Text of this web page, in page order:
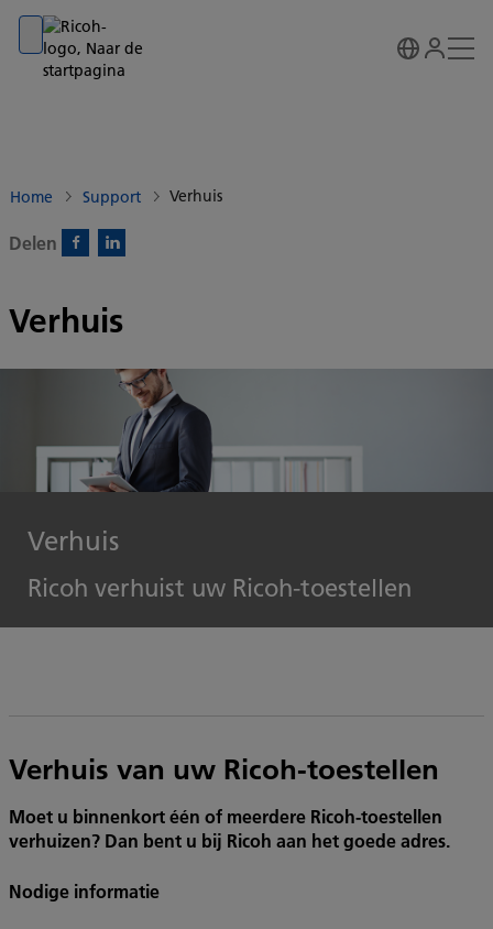
Go to banner
Go to content
Go to footer
Home Support Verhuis
Delen
Verhuis
Verhuis
Ricoh verhuist uw Ricoh-toestellen
Verhuis van uw Ricoh-toestellen
Moet u binnenkort één of meerdere Ricoh-toestellen
verhuizen? Dan bent u bij Ricoh aan het goede adres.
Nodige informatie